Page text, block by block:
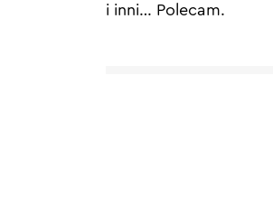
i inni… Polecam.